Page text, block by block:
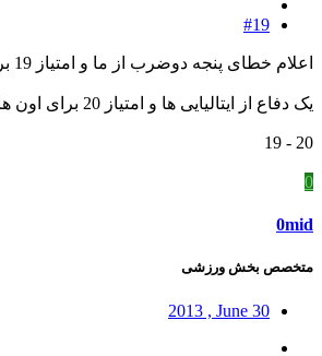
#19
اعلام خطای پنجه دوضرب از ما و امتیاز 19 برای ایتالیا
یک دفاع از ایتالیایی ها و امتیاز 20 برای اون ها
20 - 19
0mid
متخصص بخش ورزشی
2013 , June 30